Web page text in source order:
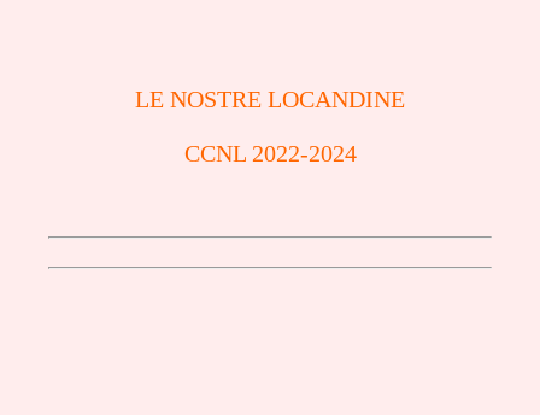
LE NOSTRE LOCANDINE
CCNL 2022-2024